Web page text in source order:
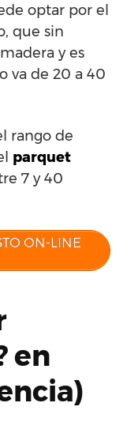
optar por el
que sin
y es
va de 20 a 40
rango de
parquet
7 y 40
ON-LINE
en